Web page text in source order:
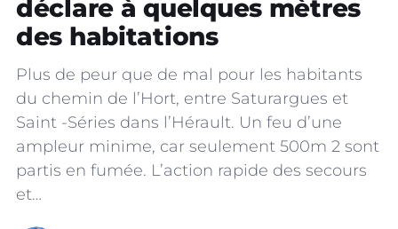
déclare à quelques mètres
des habitations
Plus de peur que de mal pour les habitants
du chemin de l’Hort, entre Saturargues et
Saint -Séries dans l’Hérault. Un feu d’une
ampleur minime, car seulement 500m 2 sont
partis en fumée. L’action rapide des secours
et…